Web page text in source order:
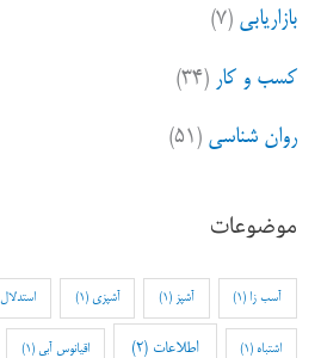
بازاریابی (۷)
کسب و کار (۳۴)
روان شناسی (۵۱)
موضوعات
آسب زا (1) آشپز (1) آشپزی (1) استدلال
اشتباه (1) اطلاعات (2) اقیانوس آبی (1)